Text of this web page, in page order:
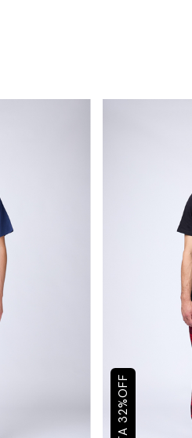
32
%
OFF